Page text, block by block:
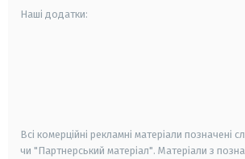
Наші додатки:
Всі комерційні рекламні матеріали позначені
чи "Партнерський матеріал". Матеріали з